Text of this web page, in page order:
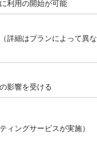
利用の開始が可能
詳細はプランによって異な
影響を受ける
ィングサービスが実施）